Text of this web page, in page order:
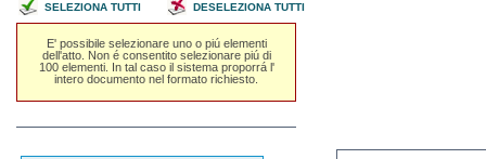
SELEZIONA TUTTI DESELEZIONA TUTTI
E' possibile selezionare uno o piú elementi
dell'atto. Non é consentito selezionare piú di
100 elementi. In tal caso il sistema proporrá l'
intero documento nel formato richiesto.